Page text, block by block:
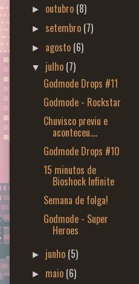
► outubro (8)
► setembro (7)
► agosto (6)
▼ julho (7)
Godmode Drops #11
Godmode - Rockstar
Chuvisco previu e
aconteceu....
Godmode Drops #10
15 minutos de
Bioshock Infinite
Semana de folga!
Godmode - Super
Heroes
► junho (5)
► maio (6)